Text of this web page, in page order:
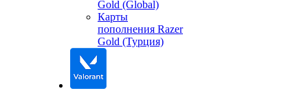
Gold (Global)
Карты
пополнения Razer
Gold (Турция)